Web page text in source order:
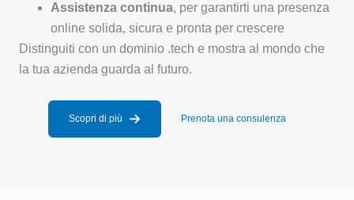
Assistenza continua, per garantirti una presenza
online solida, sicura e pronta per crescere
Distinguiti con un dominio .tech e mostra al mondo che
la tua azienda guarda al futuro.
Scopri di più Prenota una consulenza